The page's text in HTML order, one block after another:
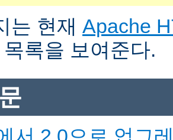
는 현재 Apache
목록을 보여준다.